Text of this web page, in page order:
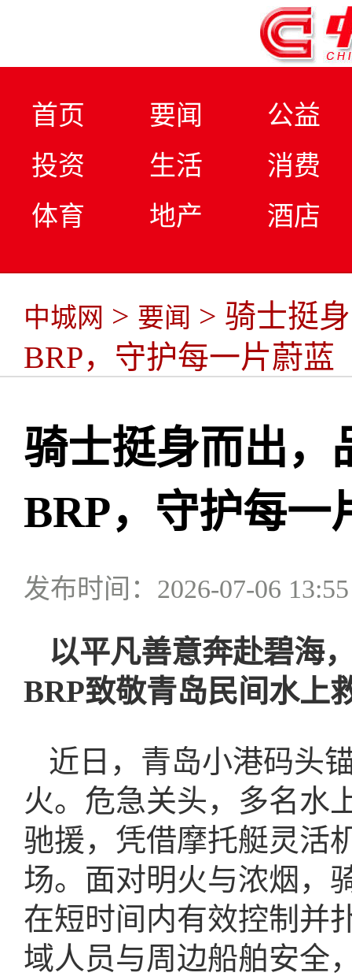
首页 要闻
公益
投资
生活
消费
体育
地产 酒店
中城网 > 要闻 > 骑士挺
BRP，守护每一片蔚蓝
骑士挺身而出，
BRP，守护每一
发布时间：2026-07-06 13:55
以平凡善意奔赴碧海
BRP致敬青岛民间水上
近日，青岛小港码头
火。危急关头，多名水
驰援，凭借摩托艇灵活
场。面对明火与浓烟，
在短时间内有效控制并
域人员与周边船舶安全